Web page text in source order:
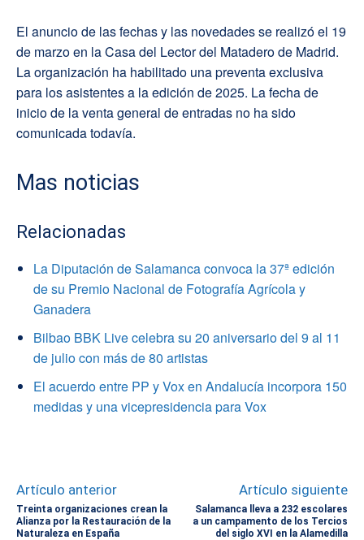
El anuncio de las fechas y las novedades se realizó el 19
de marzo en la Casa del Lector del Matadero de Madrid.
La organización ha habilitado una preventa exclusiva
para los asistentes a la edición de 2025. La fecha de
inicio de la venta general de entradas no ha sido
comunicada todavía.
Mas noticias
Relacionadas
La Diputación de Salamanca convoca la 37ª edición
de su Premio Nacional de Fotografía Agrícola y
Ganadera
Bilbao BBK Live celebra su 20 aniversario del 9 al 11
de julio con más de 80 artistas
El acuerdo entre PP y Vox en Andalucía incorpora 150
medidas y una vicepresidencia para Vox
Artículo anterior
Treinta organizaciones crean la
Alianza por la Restauración de la
Naturaleza en España
Artículo siguiente
Salamanca lleva a 232 escolares
a un campamento de los Tercios
del siglo XVI en la Alamedilla